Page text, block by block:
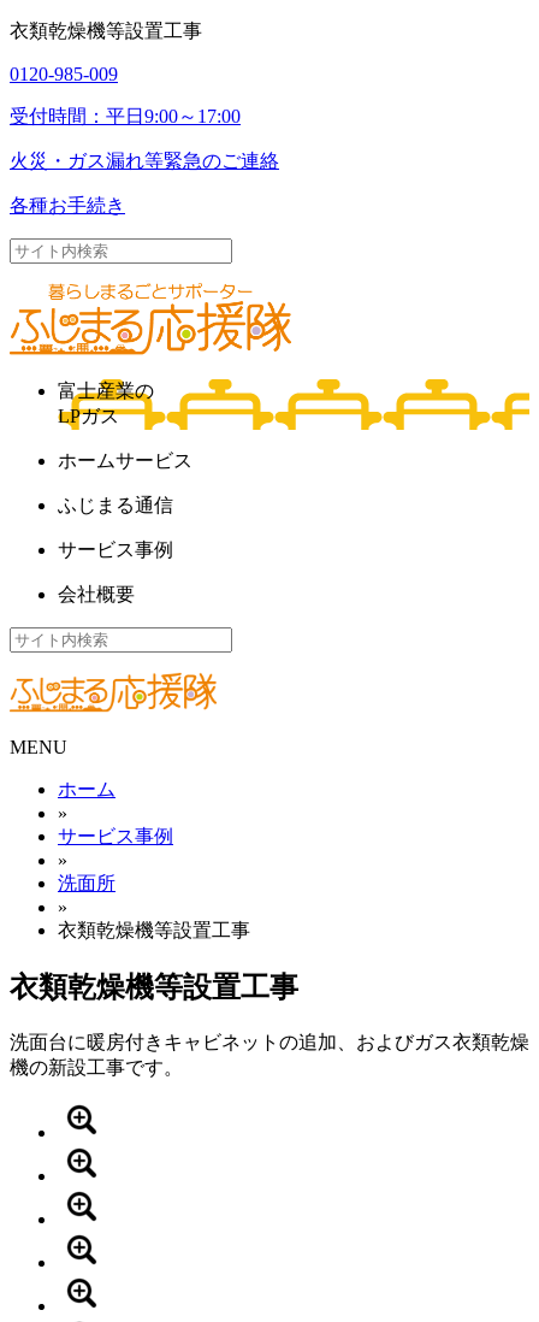
衣類乾燥機等設置工事
0120-985-009
受付時間：平日9:00～17:00
火災・ガス漏れ等緊急のご連絡
各種お手続き
富士産業の
LPガス
ホームサービス
ふじまる通信
サービス事例
会社概要
MENU
ホーム
»
サービス事例
»
洗面所
»
衣類乾燥機等設置工事
衣類乾燥機等設置工事
洗面台に暖房付きキャビネットの追加、およびガス衣類乾燥
機の新設工事です。